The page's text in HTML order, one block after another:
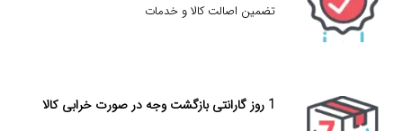
تضمین اصالت کالا و خدمات
1 روز گارانتی بازگشت وجه در صورت خرابی کالا